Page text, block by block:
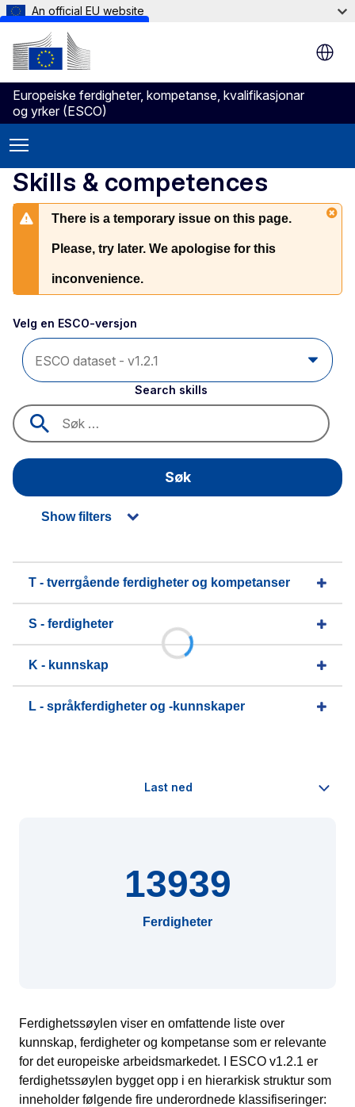
Skip to main content
An official EU website
Europeiske ferdigheter, kompetanse, kvalifikasjonar
og yrker (ESCO)
Skills & competences
There is a temporary issue on this page.
Please, try later. We apologise for this
inconvenience.
Velg en ESCO-versjon
Search skills
Søk
Show filters
T - tverrgående ferdigheter og kompetanser
S - ferdigheter
K - kunnskap
L - språkferdigheter og -kunnskaper
13939
Ferdigheter
Ferdighetssøylen viser en omfattende liste over
kunnskap, ferdigheter og kompetanse som er relevante
for det europeiske arbeidsmarkedet. I ESCO v1.2.1 er
ferdighetssøylen bygget opp i en hierarkisk struktur som
inneholder følgende fire underordnede klassifiseringer: